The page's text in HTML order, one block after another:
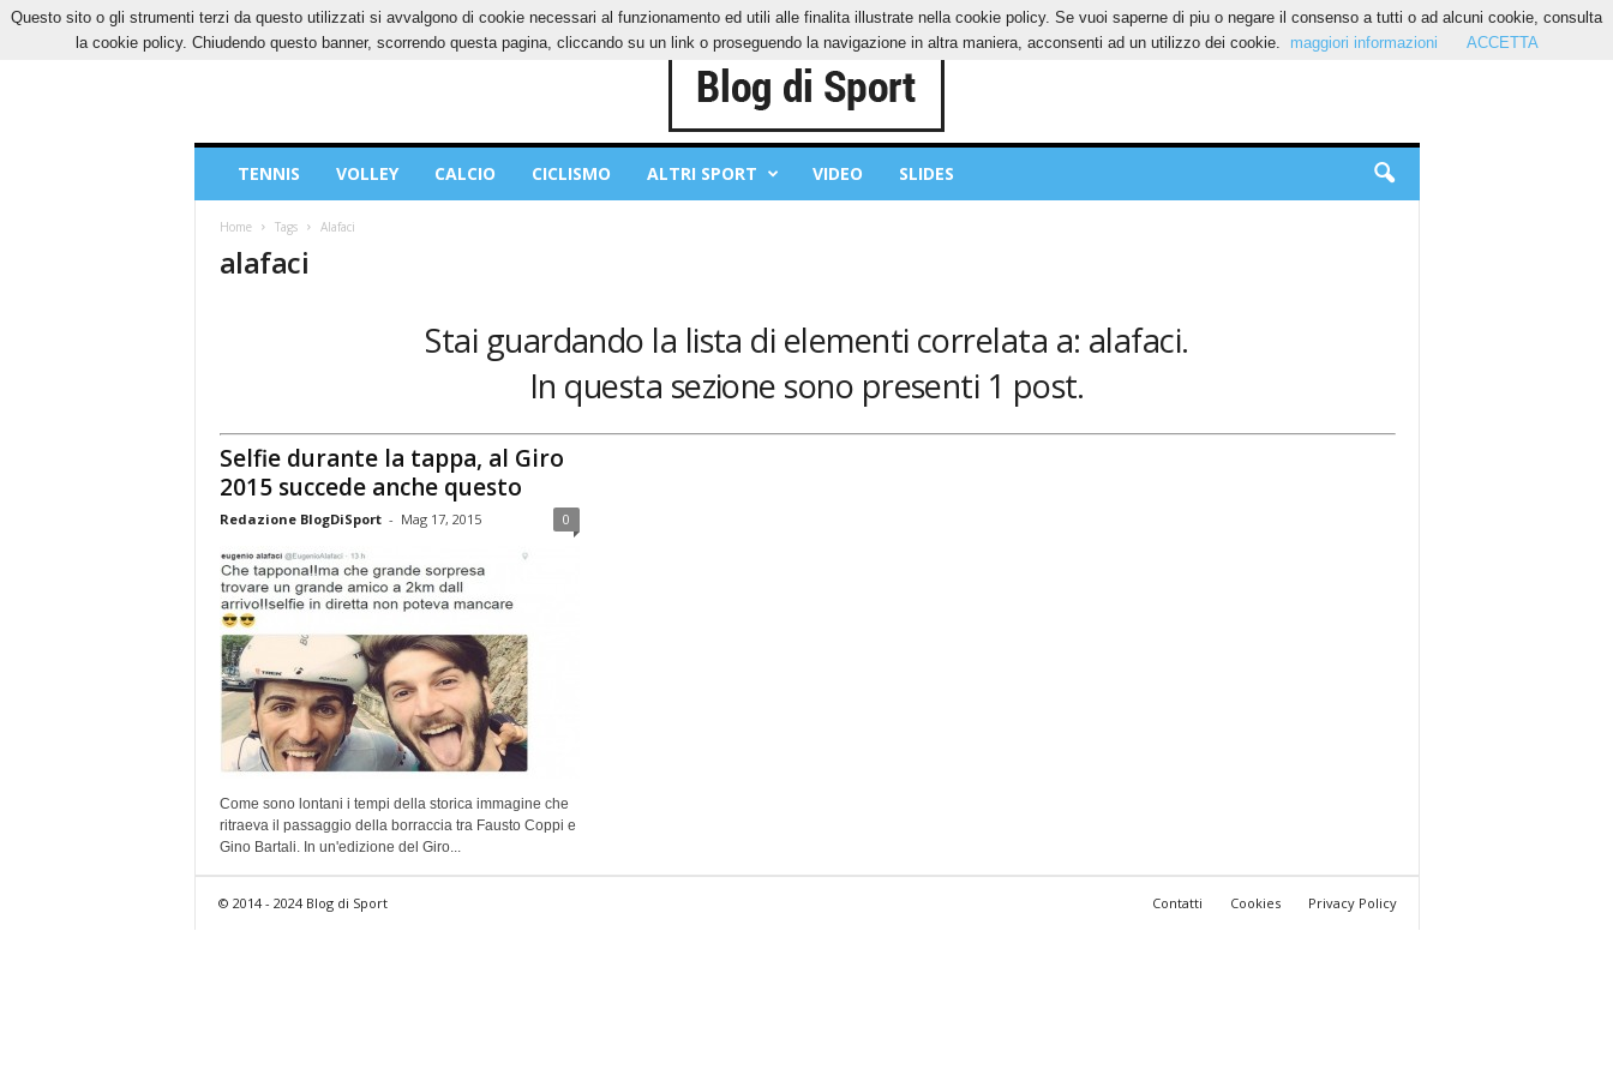
SABATO, 8 AGOSTO 2026 CONTATTI COOKIES PRIVACY POLICY
Sport
TENNIS VOLLEY CALCIO CICLISMO ALTRI SPORT VIDEO SLIDES
Home Tags Alafaci
alafaci
Stai guardando la lista di elementi correlata a: alafaci.
In questa sezione sono presenti 1 post.
Selfie durante la tappa, al Giro
2015 succede anche questo
Redazione BlogDiSport - Mag 17, 2015 0
Come sono lontani i tempi della storica immagine che
ritraeva il passaggio della borraccia tra Fausto Coppi e
Gino Bartali. In un'edizione del Giro...
Contatti Cookies Privacy Policy
© 2014 - 2024 Blog di Sport
Questo sito o gli strumenti terzi da questo utilizzati si avvalgono di cookie necessari al funzionamento ed utili alle finalita illustrate nella cookie policy. Se vuoi saperne di piu o negare il consenso a tutti o ad alcuni cookie, consulta
la cookie policy. Chiudendo questo banner, scorrendo questa pagina, cliccando su un link o proseguendo la navigazione in altra maniera, acconsenti ad un utilizzo dei cookie.
maggiori informazioni ACCETTA